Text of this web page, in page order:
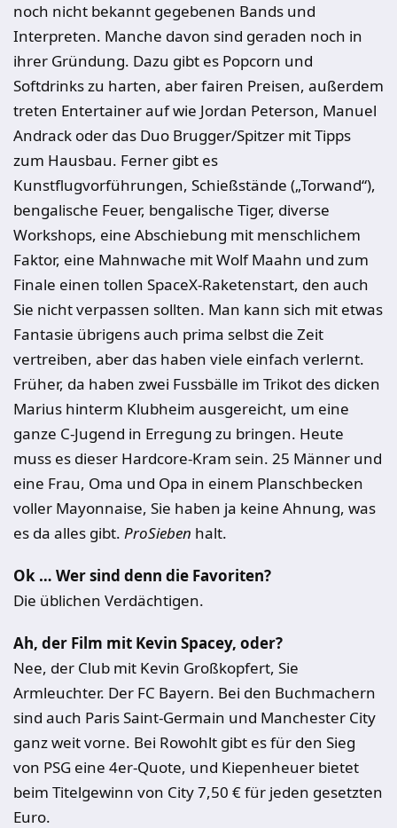
noch nicht bekannt gegebenen Bands und
Interpreten. Manche davon sind geraden noch in
ihrer Gründung. Dazu gibt es Popcorn und
Softdrinks zu harten, aber fairen Preisen, außerdem
treten Entertainer auf wie Jordan Peterson, Manuel
Andrack oder das Duo Brugger/Spitzer mit Tipps
zum Hausbau. Ferner gibt es
Kunstflugvorführungen, Schießstände („Torwand“),
bengalische Feuer, bengalische Tiger, diverse
Workshops, eine Abschiebung mit menschlichem
Faktor, eine Mahnwache mit Wolf Maahn und zum
Finale einen tollen SpaceX-Raketenstart, den auch
Sie nicht verpassen sollten. Man kann sich mit etwas
Fantasie übrigens auch prima selbst die Zeit
vertreiben, aber das haben viele einfach verlernt.
Früher, da haben zwei Fussbälle im Trikot des dicken
Marius hinterm Klubheim ausgereicht, um eine
ganze C-Jugend in Erregung zu bringen. Heute
muss es dieser Hardcore-Kram sein. 25 Männer und
eine Frau, Oma und Opa in einem Planschbecken
voller Mayonnaise, Sie haben ja keine Ahnung, was
es da alles gibt. ProSieben halt.
Ok … Wer sind denn die Favoriten?
Die üblichen Verdächtigen.
Ah, der Film mit Kevin Spacey, oder?
Nee, der Club mit Kevin Großkopfert, Sie
Armleuchter. Der FC Bayern. Bei den Buchmachern
sind auch Paris Saint-Germain und Manchester City
ganz weit vorne. Bei Rowohlt gibt es für den Sieg
von PSG eine 4er-Quote, und Kiepenheuer bietet
beim Titelgewinn von City 7,50 € für jeden gesetzten
Euro.